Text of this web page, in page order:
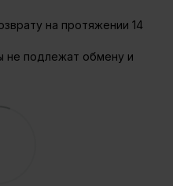
на протяжении 14
не подлежат обмену и